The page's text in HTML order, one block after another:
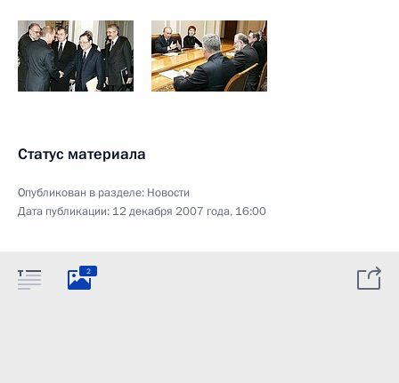
Статус материала
Опубликован в разделе: Новости
Дата публикации: 12 декабря 2007 года, 16:00
2